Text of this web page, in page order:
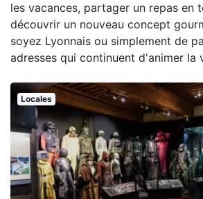
les vacances, partager un repas en
découvrir un nouveau concept
soyez Lyonnais ou simplement de
adresses qui continuent d'animer la
Locales